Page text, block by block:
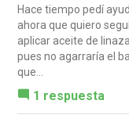
Hace tiempo pedí
ahora que quiero
aplicar aceite de
pues no agarraría el
que...
1 respuesta